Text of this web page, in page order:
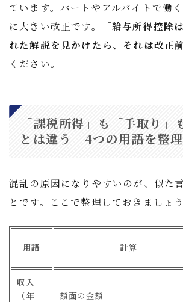
ています。パートやアルバイトで働
に大きい改正です。
「給与所得控除
れた解説を見かけたら、それは改正
ください。
「課税所得」も「手取り」
とは違う｜4つの用語を整理
混乱の原因になりやすいのが、似た
とです。ここで整理しておきましょう
用語 計算
収入
（年
額面の金額